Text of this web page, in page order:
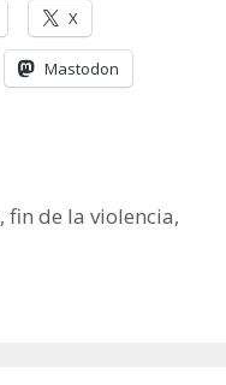
X
Mastodon
,fin de la violencia,